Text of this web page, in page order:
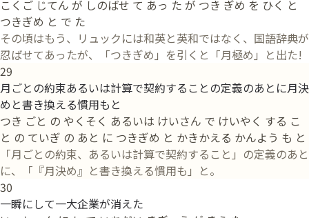
こくご じてん が しのばせ て あっ た が つき ぎめ を ひく と
つきぎめ と で た
その頃はもう、リュックには和英と英和ではなく、国語辞典が
忍ばせてあったが、「つきぎめ」を引くと「月極め」と出た!
29
月ごとの約束あるいは計算で契約することの定義のあとに月決
めと書き換える慣用もと
つき ごと の やくそく あるいは けいさん で けいやく する こ
と の ていぎ の あと に つきぎめ と かきかえる かんよう も と
「月ごとの約束、あるいは計算で契約すること」の定義のあと
に、「『月決め』と書き換える慣用も」と。
30
一瞬にして一大企業が消えた